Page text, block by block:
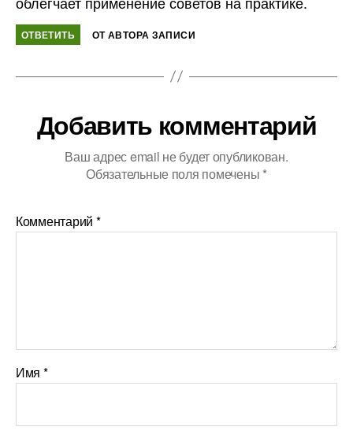
ОТВЕТИТЬ ОТ АВТОРА ЗАПИСИ
Добавить комментарий
Ваш адрес email не будет опубликован.
Обязательные поля помечены *
Комментарий *
Имя *